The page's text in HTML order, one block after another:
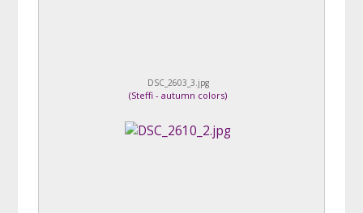
DSC_2603_3.jpg
(Steffi - autumn colors)